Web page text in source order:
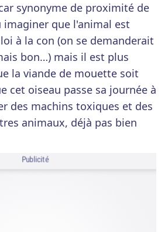
synonyme de proximité de
que l'animal est
à la con (on se demanderait
bon…) mais il est plus
la viande de mouette soit
cet oiseau passe sa journée à
des machins toxiques et des
animaux, déjà pas bien
Publicité